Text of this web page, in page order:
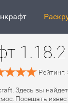
Рейтинг:
Здесь вы
Посещать